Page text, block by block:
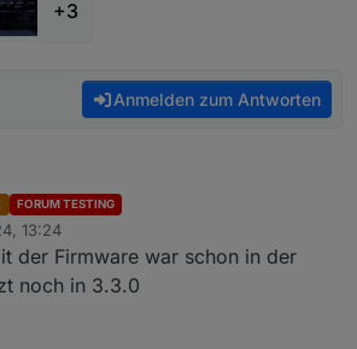
+3
Anmelden zum Antworten
FORUM TESTING
13:24
der Firmware war schon in der
noch in 3.3.0